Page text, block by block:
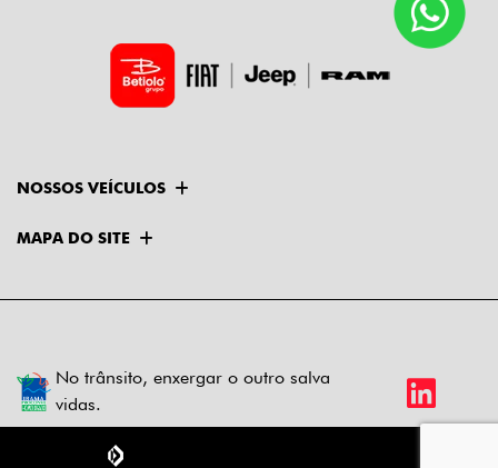
NOSSOS VEÍCULOS
MAPA DO SITE
No trânsito, enxergar o outro salva
vidas.